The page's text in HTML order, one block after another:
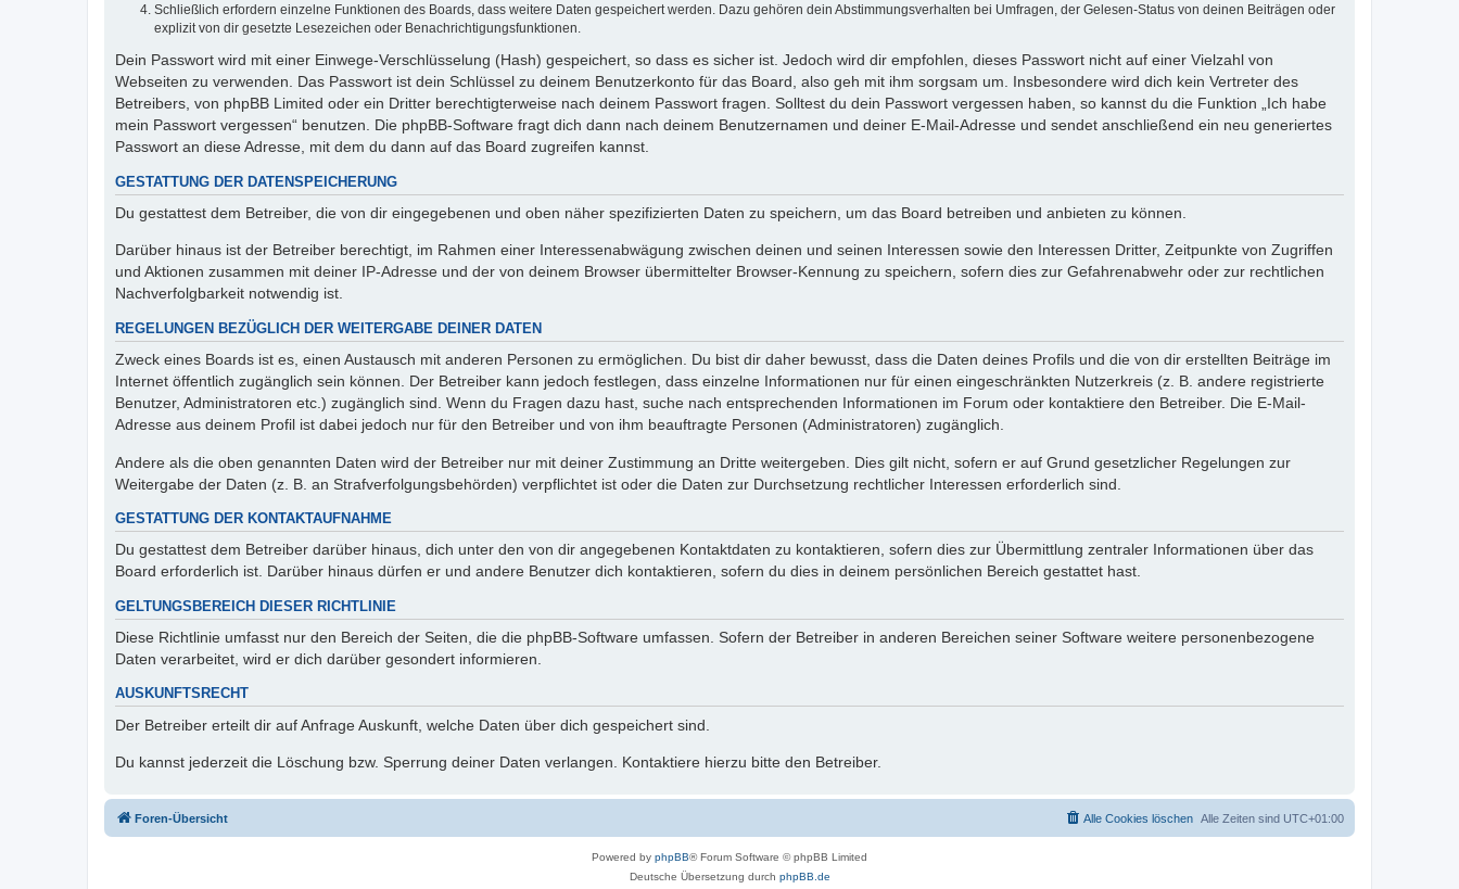
Schließlich erfordern einzelne Funktionen des Boards, dass weitere Daten gespeichert werden. Dazu gehören dein Abstimmungsverhalten bei Umfragen, der Gelesen-Status von deinen Beiträgen oder
explizit von dir gesetzte Lesezeichen oder Benachrichtigungsfunktionen.
Dein Passwort wird mit einer Einwege-Verschlüsselung (Hash) gespeichert, so dass es sicher ist. Jedoch wird dir empfohlen, dieses Passwort nicht auf einer Vielzahl von
Webseiten zu verwenden. Das Passwort ist dein Schlüssel zu deinem Benutzerkonto für das Board, also geh mit ihm sorgsam um. Insbesondere wird dich kein Vertreter des
Betreibers, von phpBB Limited oder ein Dritter berechtigterweise nach deinem Passwort fragen. Solltest du dein Passwort vergessen haben, so kannst du die Funktion „Ich habe
mein Passwort vergessen“ benutzen. Die phpBB-Software fragt dich dann nach deinem Benutzernamen und deiner E-Mail-Adresse und sendet anschließend ein neu generiertes
Passwort an diese Adresse, mit dem du dann auf das Board zugreifen kannst.
GESTATTUNG DER DATENSPEICHERUNG
Du gestattest dem Betreiber, die von dir eingegebenen und oben näher spezifizierten Daten zu speichern, um das Board betreiben und anbieten zu können.
Darüber hinaus ist der Betreiber berechtigt, im Rahmen einer Interessenabwägung zwischen deinen und seinen Interessen sowie den Interessen Dritter, Zeitpunkte von Zugriffen
und Aktionen zusammen mit deiner IP-Adresse und der von deinem Browser übermittelter Browser-Kennung zu speichern, sofern dies zur Gefahrenabwehr oder zur rechtlichen
Nachverfolgbarkeit notwendig ist.
REGELUNGEN BEZÜGLICH DER WEITERGABE DEINER DATEN
Zweck eines Boards ist es, einen Austausch mit anderen Personen zu ermöglichen. Du bist dir daher bewusst, dass die Daten deines Profils und die von dir erstellten Beiträge im
Internet öffentlich zugänglich sein können. Der Betreiber kann jedoch festlegen, dass einzelne Informationen nur für einen eingeschränkten Nutzerkreis (z. B. andere registrierte
Benutzer, Administratoren etc.) zugänglich sind. Wenn du Fragen dazu hast, suche nach entsprechenden Informationen im Forum oder kontaktiere den Betreiber. Die E-Mail-
Adresse aus deinem Profil ist dabei jedoch nur für den Betreiber und von ihm beauftragte Personen (Administratoren) zugänglich.
Andere als die oben genannten Daten wird der Betreiber nur mit deiner Zustimmung an Dritte weitergeben. Dies gilt nicht, sofern er auf Grund gesetzlicher Regelungen zur
Weitergabe der Daten (z. B. an Strafverfolgungsbehörden) verpflichtet ist oder die Daten zur Durchsetzung rechtlicher Interessen erforderlich sind.
GESTATTUNG DER KONTAKTAUFNAHME
Du gestattest dem Betreiber darüber hinaus, dich unter den von dir angegebenen Kontaktdaten zu kontaktieren, sofern dies zur Übermittlung zentraler Informationen über das
Board erforderlich ist. Darüber hinaus dürfen er und andere Benutzer dich kontaktieren, sofern du dies in deinem persönlichen Bereich gestattet hast.
GELTUNGSBEREICH DIESER RICHTLINIE
Diese Richtlinie umfasst nur den Bereich der Seiten, die die phpBB-Software umfassen. Sofern der Betreiber in anderen Bereichen seiner Software weitere personenbezogene
Daten verarbeitet, wird er dich darüber gesondert informieren.
AUSKUNFTSRECHT
Der Betreiber erteilt dir auf Anfrage Auskunft, welche Daten über dich gespeichert sind.
Du kannst jederzeit die Löschung bzw. Sperrung deiner Daten verlangen. Kontaktiere hierzu bitte den Betreiber.
Foren-Übersicht Alle Zeiten sind UTC+01:00
Alle Cookies löschen
Powered by phpBB® Forum Software © phpBB Limited
Deutsche Übersetzung durch phpBB.de